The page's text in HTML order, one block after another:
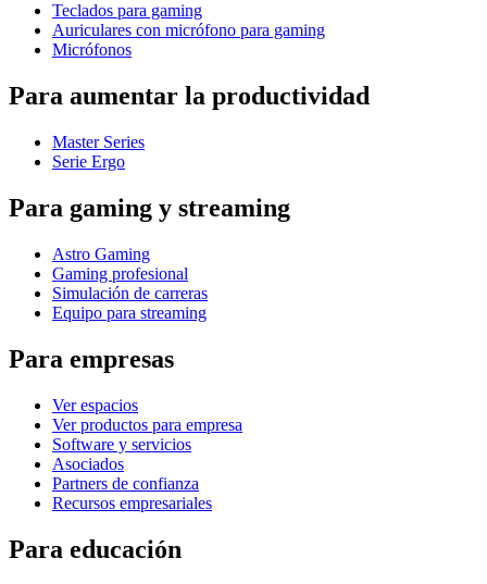
Teclados para gaming
Auriculares con micrófono para gaming
Micrófonos
Para aumentar la productividad
Master Series
Serie Ergo
Para gaming y streaming
Astro Gaming
Gaming profesional
Simulación de carreras
Equipo para streaming
Para empresas
Ver espacios
Ver productos para empresa
Software y servicios
Asociados
Partners de confianza
Recursos empresariales
Para educación